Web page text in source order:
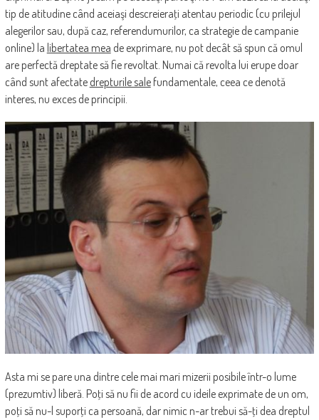
tip de atitudine când aceiaşi descreieraţi atentau periodic (cu prilejul
alegerilor sau, după caz, referendumurilor, ca strategie de campanie
online) la libertatea mea de exprimare, nu pot decât să spun că omul
are perfectă dreptate să fie revoltat. Numai că revolta lui erupe doar
când sunt afectate drepturile salefundamentale, ceea ce denotă
interes, nu exces de principii.
Asta mi se pare una dintre cele mai mari mizerii posibile într-o lume
(prezumtiv) liberă. Poţi să nu fii de acord cu ideile exprimate de un om,
poţi să nu-l suporţi ca persoană, dar nimic n-ar trebui să-ţi dea dreptul